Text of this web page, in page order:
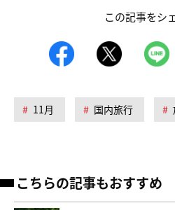
この記事をシ
11月 国内旅行
こちらの記事もおすすめ